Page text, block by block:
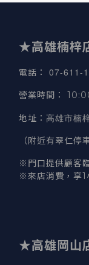
★高雄楠梓
電話 ： 07-611-
營業時間 ：
地址 ： 高雄市楠
（附近有翠仁停
※門口提供顧客
※來店消費，享1
★高雄岡山